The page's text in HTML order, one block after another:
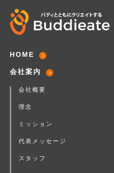
HOME
会社案内
会社概要
理念
ミッション
代表メッセージ
スタッフ